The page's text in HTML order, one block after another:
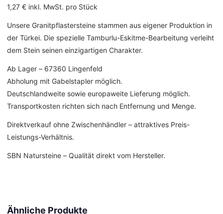
1,27 € inkl. MwSt. pro Stück
Unsere Granitpflastersteine stammen aus eigener Produktion in
der Türkei. Die spezielle Tamburlu-Eskitme-Bearbeitung verleiht
dem Stein seinen einzigartigen Charakter.
Ab Lager – 67360 Lingenfeld
Abholung mit Gabelstapler möglich.
Deutschlandweite sowie europaweite Lieferung möglich.
Transportkosten richten sich nach Entfernung und Menge.
Direktverkauf ohne Zwischenhändler – attraktives Preis-
Leistungs-Verhältnis.
SBN Natursteine – Qualität direkt vom Hersteller.
Ähnliche Produkte